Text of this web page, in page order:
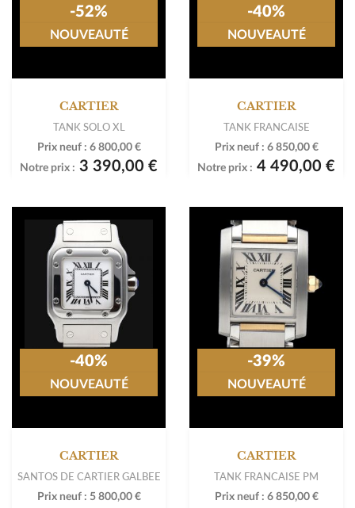
CARTIER
TANK SOLO XL
Prix neuf : 6 800,00 €
Notre prix : 3 390,00 €
-52%
NOUVEAUTÉ
CARTIER
TANK FRANCAISE
Prix neuf : 6 850,00 €
Notre prix : 4 490,00 €
-40%
NOUVEAUTÉ
CARTIER
SANTOS DE CARTIER GALBEE
Prix neuf : 5 800,00 €
-40%
NOUVEAUTÉ
CARTIER
TANK FRANCAISE PM
Prix neuf : 6 850,00 €
-39%
NOUVEAUTÉ